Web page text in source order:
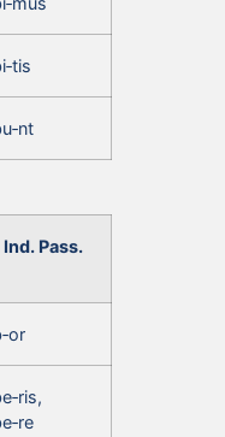
Ind. Pass.